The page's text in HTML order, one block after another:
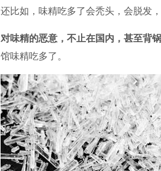
还比如，味精吃多了会秃头，会脱发
对味精的恶意，不止在国内，甚至背
馆味精吃多了。